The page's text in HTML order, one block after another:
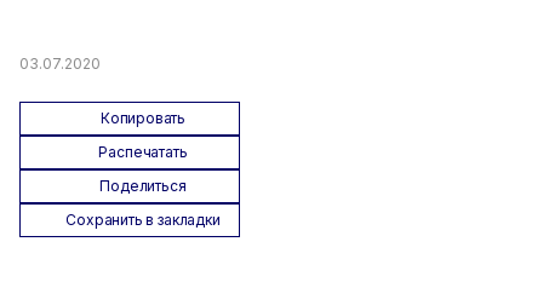
03.07.2020
Копировать
Распечатать
Поделиться
Сохранить в закладки